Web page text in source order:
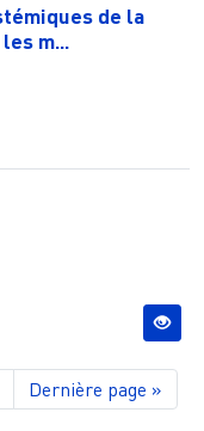
de la
m...
suivante
Dernière page
Dernière page »